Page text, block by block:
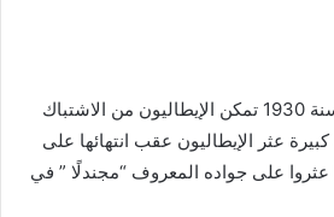
في أكتوبر/تشرين الأول سنة 1930 تمكن الإيطاليون من الاشتباك
عثر الإيطاليون عقب انتهائها على
على جواده المعروف “مجندلًا ” في